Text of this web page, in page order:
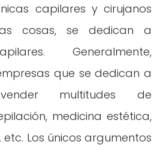
capilares y cirujanos
cosas, se dedican a
Generalmente,
que se dedican a
multitudes de
medicina estética,
Los únicos argumentos